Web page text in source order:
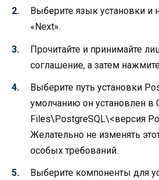
Выберите язык установки и
«Next».
Прочитайте и принимайте
соглашение, а затем
Выберите путь установки
умолчанию он установлен в
Files\PostgreSQL\<версия
Желательно не изменять
особых требований.
Выберите компоненты для